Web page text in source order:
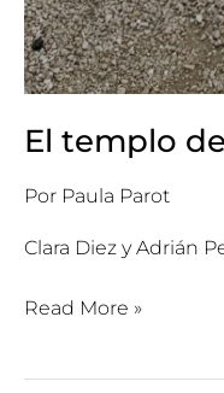
El templo
Por Paula Parot
Clara Diez y Adrián
Read More »